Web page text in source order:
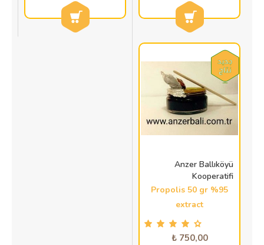
Anzer Ballıköyü
Kooperatifi
Propolis 50 gr %95
extract
750,00 ₺